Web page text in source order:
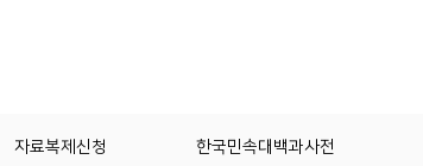
자료복제신청 한국민속대백과사전